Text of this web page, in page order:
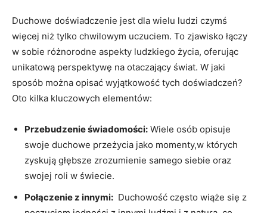
Duchowe doświadczenie jest dla wielu ludzi czymś
więcej⁣ niż tylko chwilowym‍ uczuciem. To zjawisko łączy
w ⁤sobie‍ różnorodne​ aspekty ludzkiego ‍życia, oferując
unikatową perspektywę na otaczający ⁤świat. W‍ jaki
sposób można opisać ⁣wyjątkowość ⁢tych doświadczeń?
Oto kilka​ kluczowych elementów:
Przebudzenie świadomości: Wiele ‍osób opisuje
swoje duchowe przeżycia jako momenty,w których
zyskują‍ głębsze‍ zrozumienie samego siebie⁤ oraz
swojej roli w świecie.
Połączenie z innymi: ⁤ Duchowość ⁣często⁤ wiąże się ​z